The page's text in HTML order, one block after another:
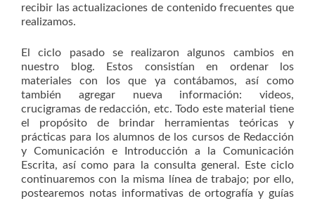
recibir las actualizaciones de contenido frecuentes que
realizamos.
El ciclo pasado se realizaron algunos cambios en
nuestro blog. Estos consistían en ordenar los
materiales con los que ya contábamos, así como
también agregar nueva información: videos,
crucigramas de redacción, etc. Todo este material tiene
el propósito de brindar herramientas teóricas y
prácticas para los alumnos de los cursos de Redacción
y Comunicación e Introducción a la Comunicación
Escrita, así como para la consulta general. Este ciclo
continuaremos con la misma línea de trabajo; por ello,
postearemos notas informativas de ortografía y guías